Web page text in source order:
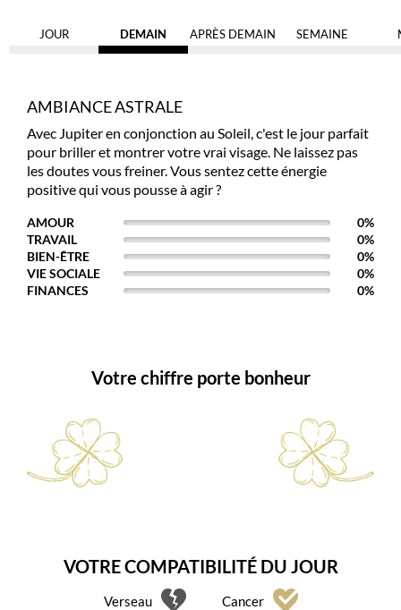
JOUR DEMAIN APRÈS DEMAIN SEMAINE
AMBIANCE ASTRALE
Avec Jupiter en conjonction au Soleil, c'est le jour parfait
pour briller et montrer votre vrai visage. Ne laissez pas
les doutes vous freiner. Vous sentez cette énergie
positive qui vous pousse à agir ?
AMOUR 0%
TRAVAIL
0%
BIEN-ÊTRE
0%
VIE SOCIALE
0%
FINANCES
0%
Votre chiffre porte bonheur
VOTRE COMPATIBILITÉ DU JOUR
Verseau Cancer